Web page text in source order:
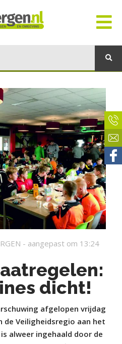
- aangepast om 13:24
dicht!
afgelopen vrijdag
de Veiligheidsregio aan het
alweer ingehaald door de